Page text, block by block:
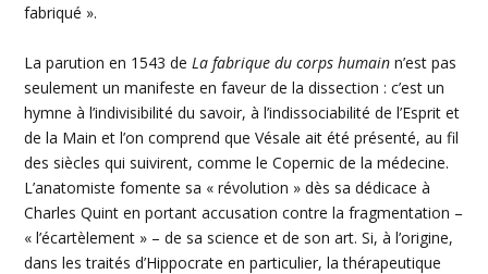
fabriqué ».
La parution en 1543 de La fabrique du corps humain n’est pas
seulement un manifeste en faveur de la dissection : c’est un
hymne à l’indivisibilité du savoir, à l’indissociabilité de l’Esprit et
de la Main et l’on comprend que Vésale ait été présenté, au fil
des siècles qui suivirent, comme le Copernic de la médecine.
L’anatomiste fomente sa « révolution » dès sa dédicace à
Charles Quint en portant accusation contre la fragmentation –
« l’écartèlement » – de sa science et de son art. Si, à l’origine,
dans les traités d’Hippocrate en particulier, la thérapeutique